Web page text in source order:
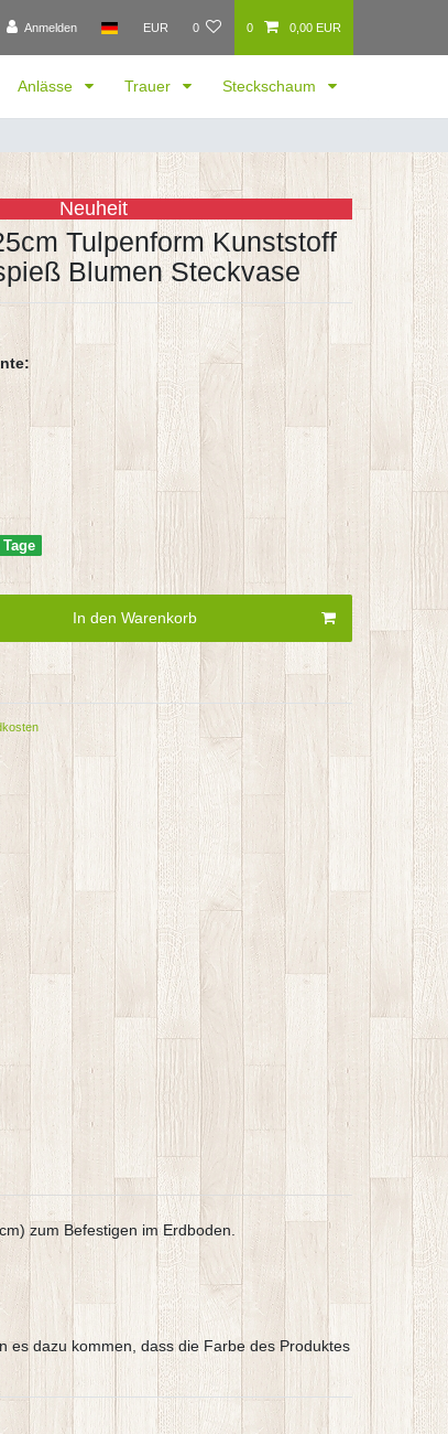
Anmelden EUR 0 0 0,00 EUR
Anlässe Trauer Steckschaum
Neuheit
Tulpenform Kunststoff
Blumen Steckvase
In den Warenkorb
zum Befestigen im Erdboden.
es dazu kommen, dass die Farbe des Produktes